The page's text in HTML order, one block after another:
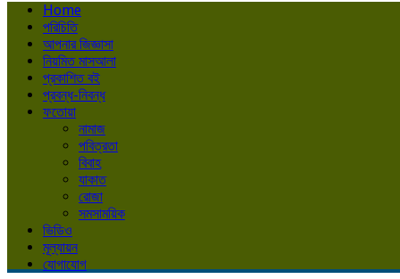
Home
পরিচিতি
আপনার জিজ্ঞাসা
নিয়মিত মাসআলা
প্রকাশিত বই
প্রবন্ধ-নিবন্ধ
ফতোয়া
নামাজ
পবিত্রতা
বিবাহ
যাকাত
রোজা
সমসাময়িক
ভিডিও
মূল্যায়ন
যোগাযোগ